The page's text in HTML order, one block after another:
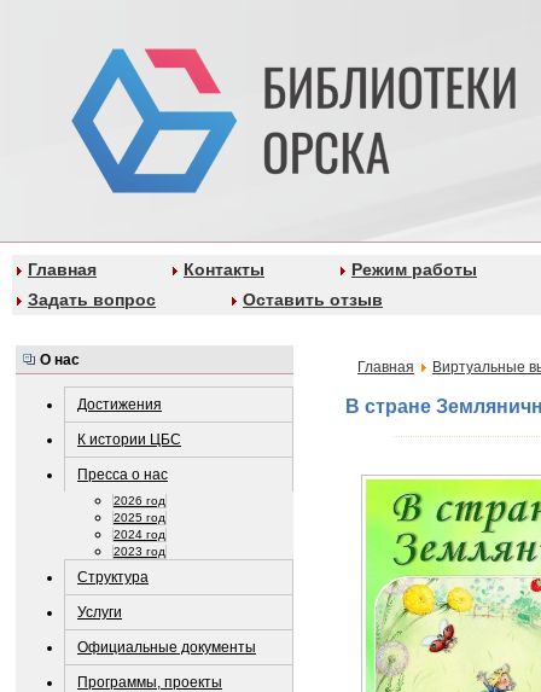
Главная Контакты
Режим работы
Задать вопрос
Оставить отзыв
О нас
Достижения
К истории ЦБС
Пресса о нас
2026 год
2025 год
2024 год
2023 год
Структура
Услуги
Официальные документы
Программы, проекты
Главная Виртуальные
В стране